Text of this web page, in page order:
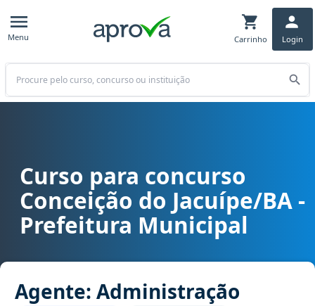
Menu Carrinho Login
Buscar
Curso para concurso Conceição do Jacuípe/BA - Prefeitura
Curso para concurso
Conceição do Jacuípe/BA -
Prefeitura Municipal
Agente: Administração